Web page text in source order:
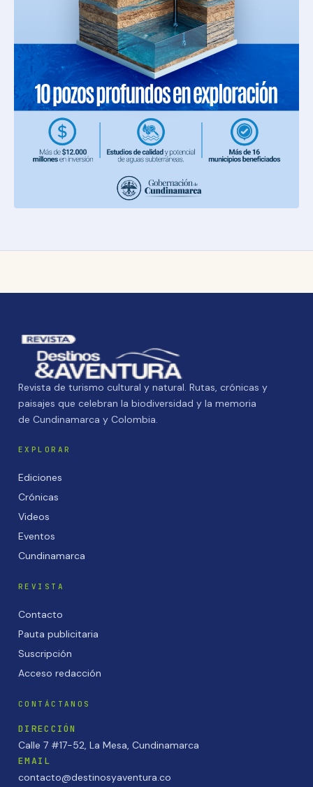
Revista de turismo cultural y natural. Rutas, crónicas y
paisajes que celebran la biodiversidad y la memoria
de Cundinamarca y Colombia.
EXPLORAR
Ediciones
Crónicas
Videos
Eventos
Cundinamarca
REVISTA
Contacto
Pauta publicitaria
Suscripción
Acceso redacción
CONTÁCTANOS
DIRECCIÓN
Calle 7 #17-52, La Mesa, Cundinamarca
EMAIL
contacto@destinosyaventura.co